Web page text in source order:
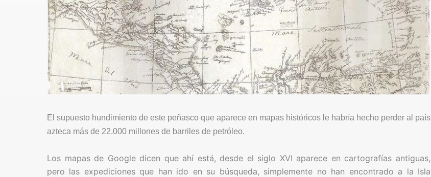
El supuesto hundimiento de este peñasco que aparece en mapas históricos le habría hecho perder al país
azteca más de 22.000 millones de barriles de petróleo.
Los mapas de Google dicen que ahí está, desde el siglo XVI aparece en cartografías antiguas,
pero las expediciones que han ido en su búsqueda, simplemente no han encontrado a la Isla